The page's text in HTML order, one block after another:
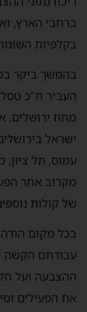
ברחבי הארץ,
בקלפיות
בהמשך ביקר
העביר ח"כ
מחוז ירושלים,
ישראל
עמוס, תל
מקרוב אחר
של קולות
בכל מקום
עבודתם הקשה
ההצבעה ועל
את הפעילים